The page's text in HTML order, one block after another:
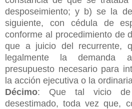
desposeimiento; y b) se la
siguiente, con cédula de
conforme al procedimiento de
que a juicio del recurrente,
legalmente la demanda
presupuesto necesario para
la acción ejecutiva o la
Décimo: Que tal vicio de
desestimado, toda vez que,